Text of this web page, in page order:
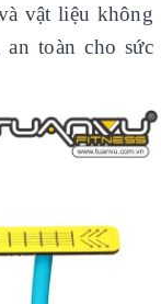
vật liệu không
toàn cho sức